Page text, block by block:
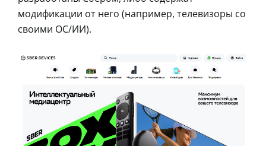
модификации от него (например, телевизоры со
своими ОС/ИИ).